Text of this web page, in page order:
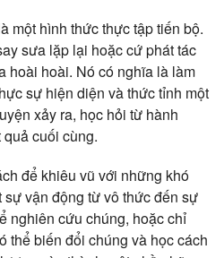
một hình thức thực tập tiến bộ.
sưa lặp lại hoặc cứ phát tác
hoài hoài. Nó có nghĩa là làm
sự hiện diện và thức tỉnh một
xảy ra, học hỏi từ hành
cuối cùng.
để khiêu vũ với những khó
sự vận động từ vô thức đến sự
nghiên cứu chúng, hoặc chỉ
thể biến đổi chúng và học cách